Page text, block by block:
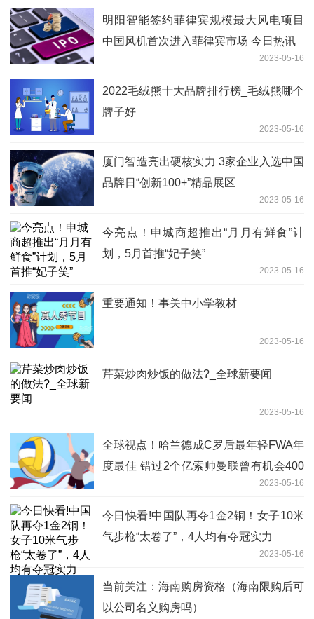
明阳智能签约菲律宾规模最大风电项目
中国风机首次进入菲律宾市场 今日热讯
2023-05-16
2022毛绒熊十大品牌排行榜_毛绒熊哪个
牌子好
2023-05-16
厦门智造亮出硬核实力 3家企业入选中国
品牌日“创新100+”精品展区
2023-05-16
今亮点！申城商超推出“月月有鲜食”计
划，5月首推“妃子笑”
2023-05-16
重要通知！事关中小学教材
2023-05-16
芹菜炒肉炒饭的做法?_全球新要闻
2023-05-16
全球视点！哈兰德成C罗后最年轻FWA年
度最佳 错过2个亿索帅曼联曾有机会400
万镑签下哈兰德但是他们不听(今2023-05-16
今日快看!中国队再夺1金2铜！女子10米
气步枪“太卷了”，4人均有夺冠实力
2023-05-16
当前关注：海南购房资格（海南限购后可
以公司名义购房吗）